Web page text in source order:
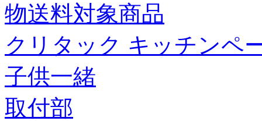
物送料対象商品
クリタック キッチンペ
子供一緒
取付部